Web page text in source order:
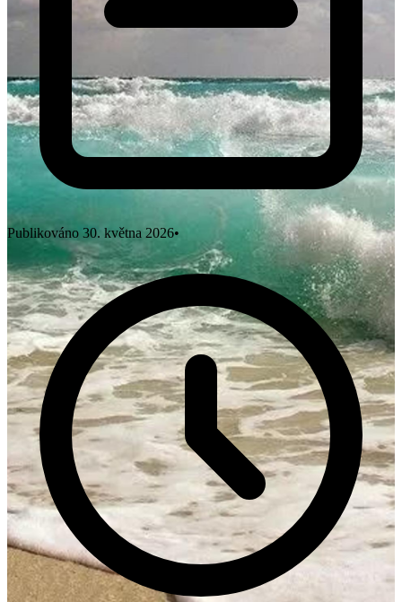
Publikováno 30. května 2026•